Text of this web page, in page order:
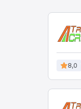
8,0